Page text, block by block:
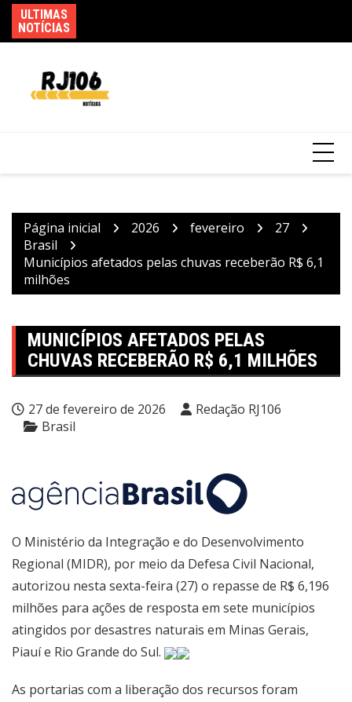
para
o
ULTIMAS
NOTÍCIAS
Página inicial 2026 fevereiro
27
Brasil
Municípios afetados pelas chuvas receberão R$ 6,1
milhões
MUNICÍPIOS AFETADOS PELAS
CHUVAS RECEBERÃO R$ 6,1 MILHÕES
27 de fevereiro de 2026
Redação RJ106
Brasil
O Ministério da Integração e do Desenvolvimento
Regional (MIDR), por meio da Defesa Civil Nacional,
autorizou nesta sexta-feira (27) o repasse de R$ 6,196
milhões para ações de resposta em sete municípios
atingidos por desastres naturais em Minas Gerais,
Piauí e Rio Grande do Sul.
As portarias com a liberação dos recursos foram